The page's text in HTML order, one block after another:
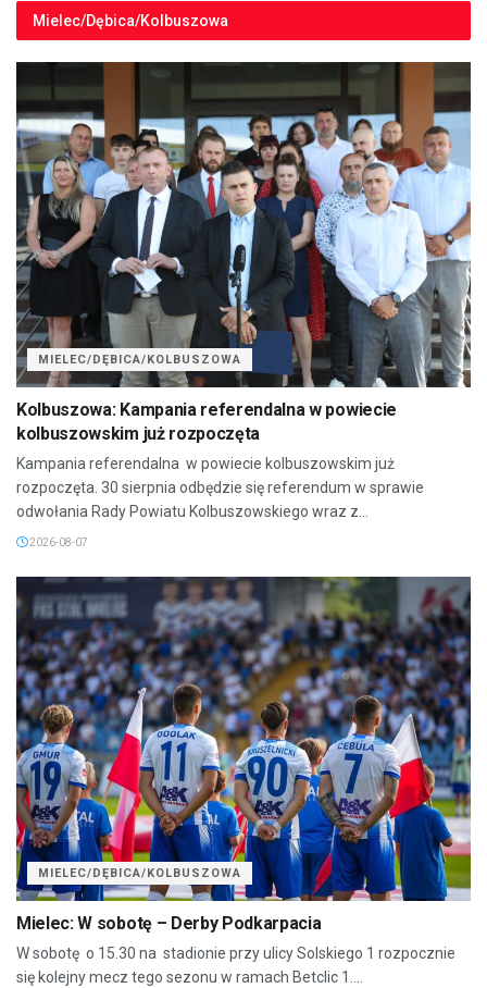
Mielec/Dębica/Kolbuszowa
MIELEC/DĘBICA/KOLBUSZOWA
Kolbuszowa: Kampania referendalna w powiecie
kolbuszowskim już rozpoczęta
Kampania referendalna w powiecie kolbuszowskim już
rozpoczęta. 30 sierpnia odbędzie się referendum w sprawie
odwołania Rady Powiatu Kolbuszowskiego wraz z...
2026-08-07
MIELEC/DĘBICA/KOLBUSZOWA
Mielec: W sobotę – Derby Podkarpacia
W sobotę o 15.30 na stadionie przy ulicy Solskiego 1 rozpocznie
się kolejny mecz tego sezonu w ramach Betclic 1....